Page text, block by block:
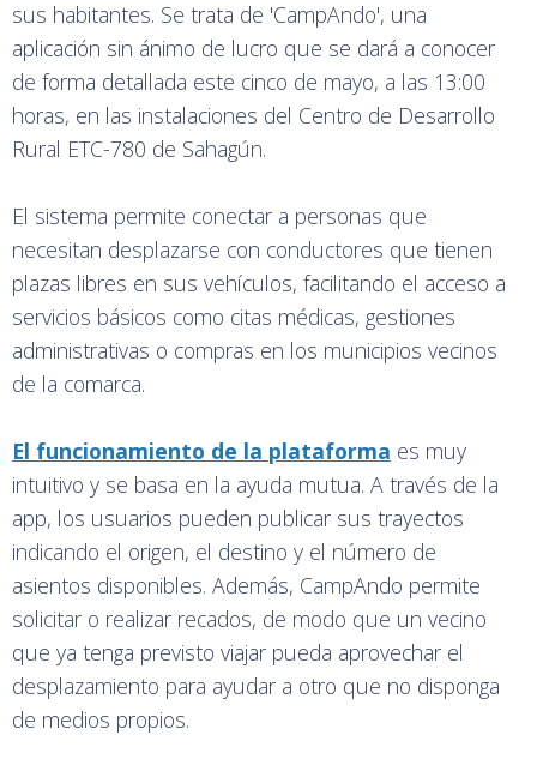
sus habitantes. Se trata de 'CampAndo', una
aplicación sin ánimo de lucro que se dará a conocer
de forma detallada este cinco de mayo, a las 13:00
horas, en las instalaciones del Centro de Desarrollo
Rural ETC-780 de Sahagún.
El sistema permite conectar a personas que
necesitan desplazarse con conductores que tienen
plazas libres en sus vehículos, facilitando el acceso a
servicios básicos como citas médicas, gestiones
administrativas o compras en los municipios vecinos
de la comarca.
El funcionamiento de la plataforma es muy
intuitivo y se basa en la ayuda mutua. A través de la
app, los usuarios pueden publicar sus trayectos
indicando el origen, el destino y el número de
asientos disponibles. Además, CampAndo permite
solicitar o realizar recados, de modo que un vecino
que ya tenga previsto viajar pueda aprovechar el
desplazamiento para ayudar a otro que no disponga
de medios propios.